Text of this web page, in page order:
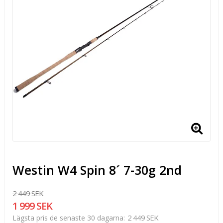
Westin W4 Spin 8´ 7-30g 2nd
2 449 SEK
1 999 SEK
Lägsta pris de senaste 30 dagarna 2 449 SEK